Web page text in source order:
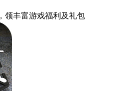
，领丰富游戏福利 及礼包